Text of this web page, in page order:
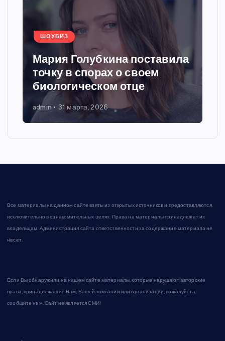
ШОУБИЗ
Мария Голубкина поставила
точку в спорах о своем
биологическом отце
admin 31 марта, 2026
Все материалы на данном сайте взяты из открытых источников и предоставляются
исключительно в ознакомительных целях. Права на материалы принадлежат их
владельцам. Администрация сайта ответственности за содержание материала не
несет.
Если Вы обнаружили на нашем сайте материалы, которые нарушают авторские
права, принадлежащие Вам, Вашей компании или организации, пожалуйста,
сообщите нам. Сайт не является СМИ!